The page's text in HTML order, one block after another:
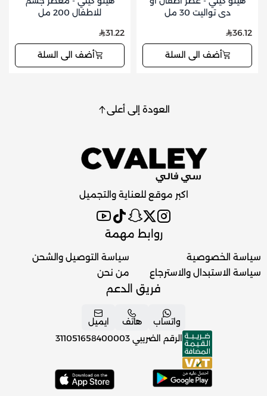
دي تواليت 30 مل
36.12
أضف الى السلة
للاطفال 200 مل
31.22
أضف الى السلة
العودة إلى أعلى
اكبر موقع للعناية والتجميل
روابط مهمة
سياسة الخصوصية
سياسة الاستبدال والاسترجاع
سياسة التوصيل والشحن
من نحن
فريق الدعم
واتساب هاتف
ايميل
الرقم الضريبي 311051658400003